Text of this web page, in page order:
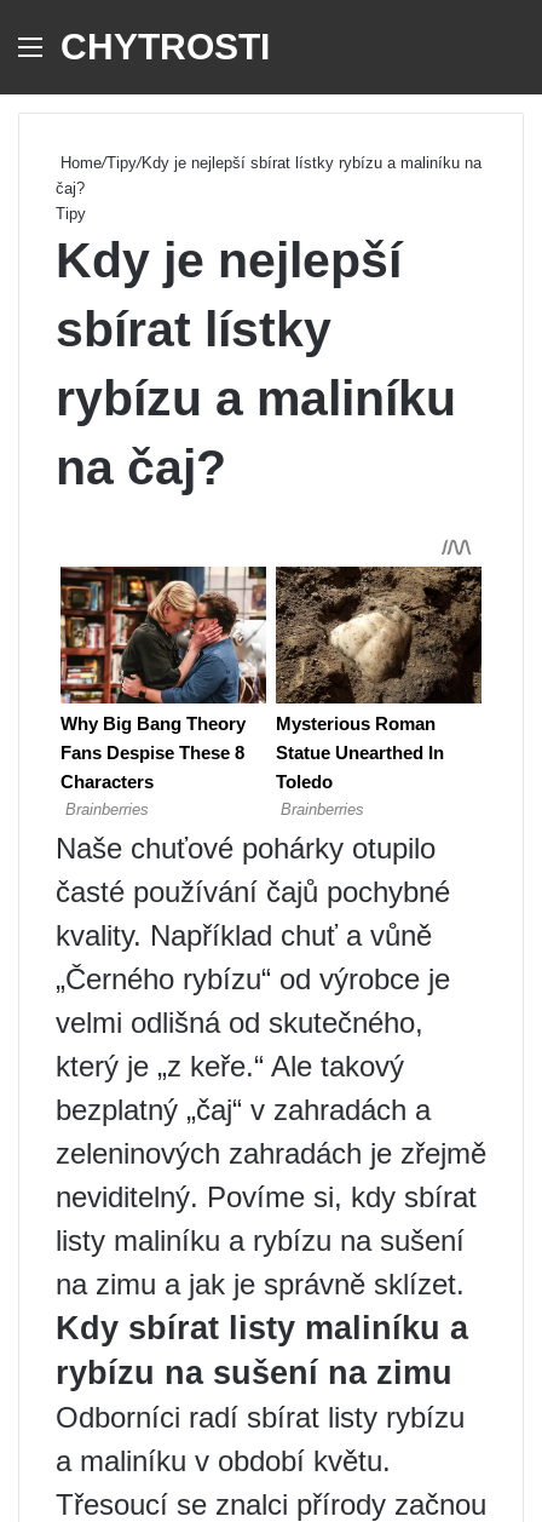
Menu
CHYTROSTI
Home/Tipy/Kdy je nejlepší sbírat lístky rybízu a maliníku na
čaj?
Tipy
Kdy je nejlepší
sbírat lístky
rybízu a maliníku
na čaj?
Naše chuťové pohárky otupilo
časté používání čajů pochybné
kvality. Například chuť a vůně
„Černého rybízu“ od výrobce je
velmi odlišná od skutečného, ​​
který je „z keře.“ Ale takový
bezplatný „čaj“ v zahradách a
zeleninových zahradách je zřejmě
neviditelný. Povíme si, kdy sbírat
listy maliníku a rybízu na sušení
na zimu a jak je správně sklízet.
Kdy sbírat listy maliníku a
rybízu na sušení na zimu
Odborníci radí sbírat listy rybízu
a maliníku v období květu.
Třesoucí se znalci přírody začnou